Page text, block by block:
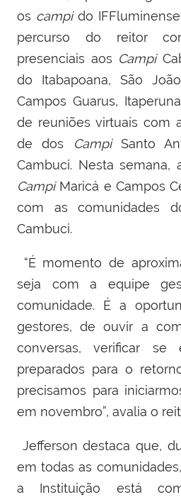
os campido
percurso do reitor
presenciais aos Campi
do Itabapoana, São
Campos Guarus,
de reuniões virtuais com
de dos
Campi Santo
Cambuci. Nesta semana,
CampiMaricá e Campos
com as comunidades
Cambuci.
“É momento de
seja com a equipe
comunidade. É a
gestores, de ouvir a
conversas, verificar se
preparados para o
precisamos para
em novembro”, avalia o
Jefferson destaca que,
em todas as
a Instituição está